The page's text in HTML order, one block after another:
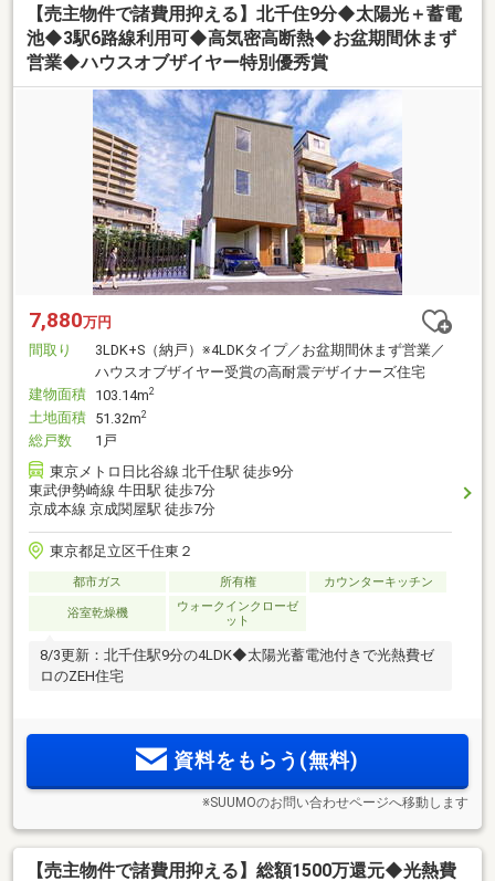
【売主物件で諸費用抑える】北千住9分◆太陽光＋蓄電
池◆3駅6路線利用可◆高気密高断熱◆お盆期間休まず
営業◆ハウスオブザイヤー特別優秀賞
7,880万円
間取り
3LDK+S（納戸）※4LDKタイプ／お盆期間休まず営業／
ハウスオブザイヤー受賞の高耐震デザイナーズ住宅
建物面積 103.14m2
土地面積 51.32m2
総戸数
1戸
東京メトロ日比谷線 北千住駅 徒歩9分
東武伊勢崎線 牛田駅 徒歩7分
京成本線 京成関屋駅 徒歩7分
東京都足立区千住東２
都市ガス 所有権 カウンターキッチン
浴室乾燥機
ウォークインクローゼ
ット
8/3更新：北千住駅9分の4LDK◆太陽光蓄電池付きで光熱費ゼ
ロのZEH住宅
資料をもらう(無料)
※SUUMOのお問い合わせページへ移動します
【売主物件で諸費用抑える】総額1500万還元◆光熱費